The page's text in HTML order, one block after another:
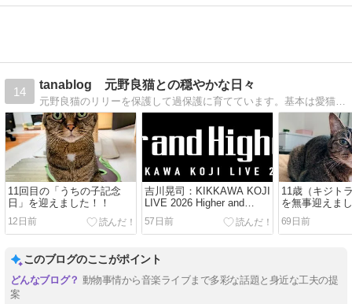
14
tanablog 元野良猫との穏やかな日々
11回目の「うちの子記念
日」を迎えました！！
12日前
吉川晃司：KIKKAWA KOJI
LIVE 2026 Higher and
Higher Tour開催！（セット
リスト大予想）
57日前
11歳（キジト
を無事迎えま
ず元気です！
69日前
このブログのここがポイント
動物事情から音楽ライブまで多彩な話題と身近な工夫の提
案